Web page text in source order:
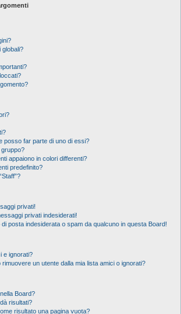
globali?
posso far parte di uno di essi?
appaiono in colori differenti?
predefinito?
privati!
privati indesiderati!
posta indesiderata o spam da qualcuno in questa Board!
e ignorati?
un utente dalla mia lista amici o ignorati?
Board?
risultati?
risultato una pagina vuota?